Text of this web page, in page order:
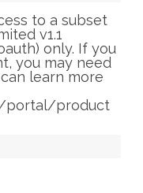
to a subset
v1.1
only. If you
you may need
learn more
portal/product